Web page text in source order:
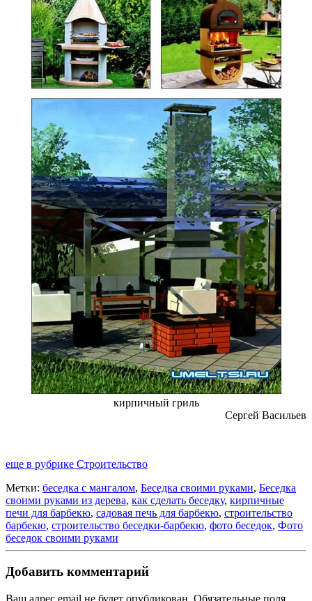
кирпичный гриль
Сергей Васильев
еще в рубрике Строительство
Метки: беседка с мангалом, Беседка своими руками, Беседка
своими руками из дерева, как сделать беседку, кирпичные
печи для барбекю, садовая печь для барбекю, строительство
барбекю, строительство беседки-барбекю, фото беседок, Фото
беседок своими руками
Добавить комментарий